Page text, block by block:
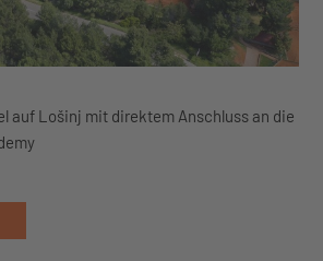
auf Lošinj mit direktem Anschluss an die